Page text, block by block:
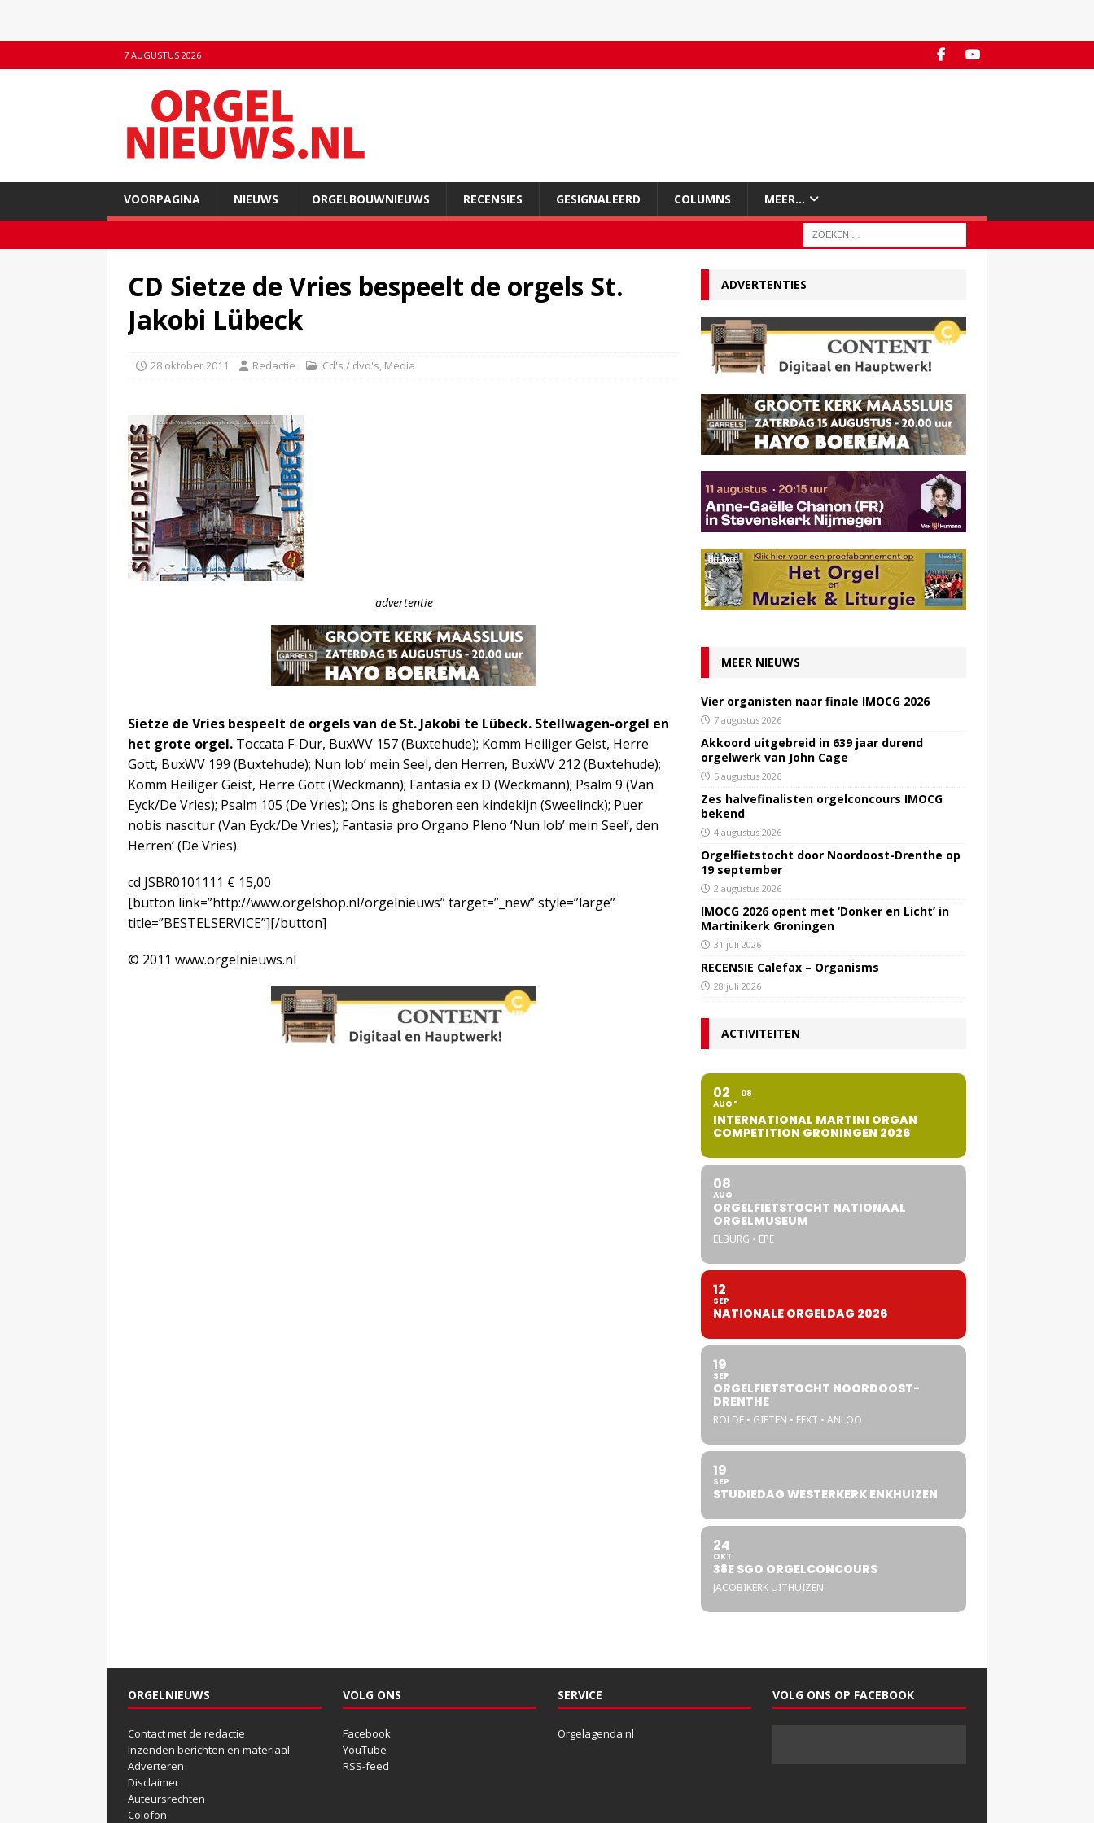
7 AUGUSTUS 2026
VOORPAGINA NIEUWS ORGELBOUWNIEUWS RECENSIES GESIGNALEERD COLUMNS MEER…
CD Sietze de Vries bespeelt de orgels St.
Jakobi Lübeck
28 oktober 2011 Redactie Cd's / dvd's, Media
advertentie
Sietze de Vries bespeelt de orgels van de St. Jakobi te Lübeck. Stellwagen-orgel en
het grote orgel. Toccata F-Dur, BuxWV 157 (Buxtehude); Komm Heiliger Geist, Herre
Gott, BuxWV 199 (Buxtehude); Nun lob’ mein Seel, den Herren, BuxWV 212 (Buxtehude);
Komm Heiliger Geist, Herre Gott (Weckmann); Fantasia ex D (Weckmann); Psalm 9 (Van
Eyck/De Vries); Psalm 105 (De Vries); Ons is gheboren een kindekijn (Sweelinck); Puer
nobis nascitur (Van Eyck/De Vries); Fantasia pro Organo Pleno ‘Nun lob’ mein Seel’, den
Herren’ (De Vries).
cd JSBR0101111 € 15,00
[button link=”http://www.orgelshop.nl/orgelnieuws” target=”_new” style=”large”
title=”BESTELSERVICE”][/button]
© 2011 www.orgelnieuws.nl
ADVERTENTIES
MEER NIEUWS
Vier organisten naar finale IMOCG 2026
7 augustus 2026
Akkoord uitgebreid in 639 jaar durend
orgelwerk van John Cage
5 augustus 2026
Zes halvefinalisten orgelconcours IMOCG
bekend
4 augustus 2026
Orgelfietstocht door Noordoost-Drenthe op
19 september
2 augustus 2026
IMOCG 2026 opent met ‘Donker en Licht’ in
Martinikerk Groningen
31 juli 2026
RECENSIE Calefax – Organisms
28 juli 2026
ACTIVITEITEN
02
AUG
08
INTERNATIONAL MARTINI ORGAN
COMPETITION GRONINGEN 2026
08
AUG
ORGELFIETSTOCHT NATIONAAL
ORGELMUSEUM
ELBURG • EPE
12
SEP
NATIONALE ORGELDAG 2026
19
SEP
ORGELFIETSTOCHT NOORDOOST-
DRENTHE
ROLDE • GIETEN • EEXT • ANLOO
19
SEP
STUDIEDAG WESTERKERK ENKHUIZEN
24
OKT
38E SGO ORGELCONCOURS
JACOBIKERK UITHUIZEN
ORGELNIEUWS
Contact met de redactie
Inzenden berichten en materiaal
Adverteren
Disclaimer
Auteursrechten
Colofon
VOLG ONS
Facebook
YouTube
RSS-feed
SERVICE
Orgelagenda.nl
VOLG ONS OP FACEBOOK